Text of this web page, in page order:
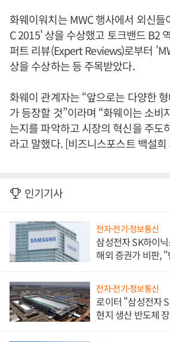
화웨이워치는 MWC 행사에서 외신
C 2015' 상을 수상했고 토크밴드 B2
퍼트 리뷰(Expert Reviews)로부터
상을 수상하는 등 주목받았다.
화웨이 관계자는 “앞으로는 다양한
가 등장할 것”이라며 “화웨이는 소비
는지를 파악하고 시장의 혁신을 주도
라고 말했다. [비즈니스포스트 백설희
인기기사
전자·전기·정보통신
삼성전자 SK하이
해외 증권가 비판,
전자·전기·정보통신
로이터 "삼성전자
현지 생산 반도체